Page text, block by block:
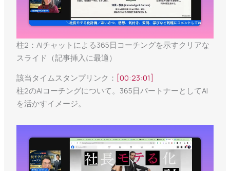
柱2：AIチャットによる365日コーチングを示すクリアな
スライド（記事挿入に最適）
該当タイムスタンプリンク： [00:23:01]
柱2のAIコーチングについて。365日パートナーとしてAI
を活かすイメージ。